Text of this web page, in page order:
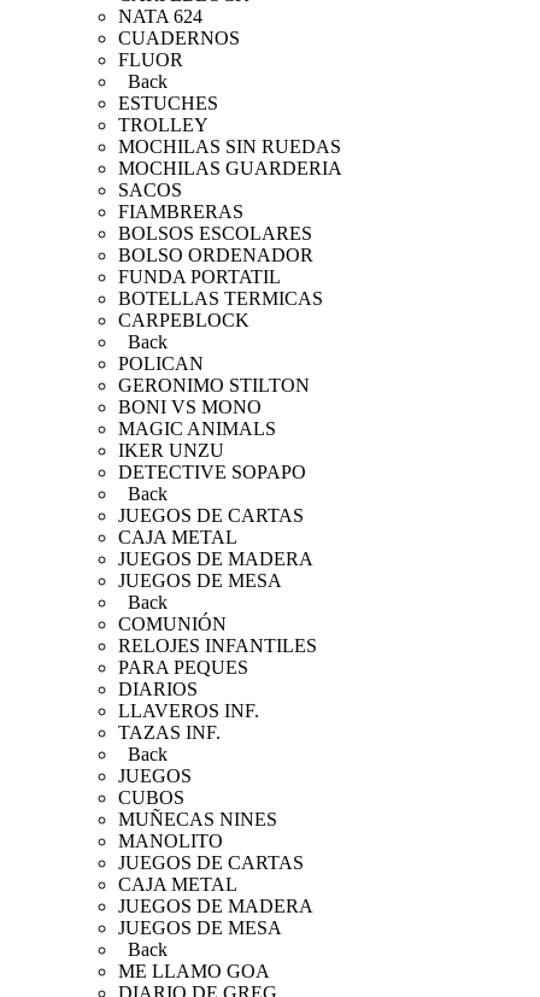
NATA 624
CUADERNOS
FLUOR
Back
ESTUCHES
TROLLEY
MOCHILAS SIN RUEDAS
MOCHILAS GUARDERIA
SACOS
FIAMBRERAS
BOLSOS ESCOLARES
BOLSO ORDENADOR
FUNDA PORTATIL
BOTELLAS TERMICAS
CARPEBLOCK
Back
POLICAN
GERONIMO STILTON
BONI VS MONO
MAGIC ANIMALS
IKER UNZU
DETECTIVE SOPAPO
Back
JUEGOS DE CARTAS
CAJA METAL
JUEGOS DE MADERA
JUEGOS DE MESA
Back
COMUNIÓN
RELOJES INFANTILES
PARA PEQUES
DIARIOS
LLAVEROS INF.
TAZAS INF.
Back
JUEGOS
CUBOS
MUÑECAS NINES
MANOLITO
JUEGOS DE CARTAS
CAJA METAL
JUEGOS DE MADERA
JUEGOS DE MESA
Back
ME LLAMO GOA